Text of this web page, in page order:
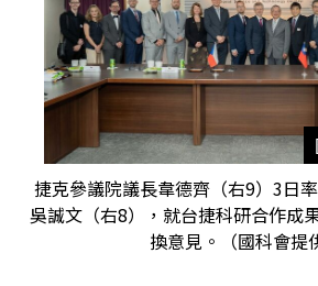
捷克參議院議長韋德齊（右9）3日
吳誠文（右8），就台捷科研合作成
換意見。（國科會提